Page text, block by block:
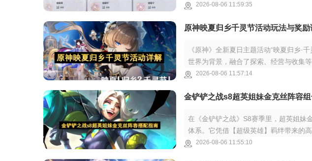
精天赋以及
2026-08-06 11:59:35
原神映夏归乡千灵节活动玩法与奖励
《原神》全新夏日主题活动“映夏归乡·
世界为背景，融合了探索、经营与收集
珍稀藏品，持
2026-08-06 11:57:14
金铲铲之战s8超英姐妹金克丝阵容
在《金铲铲之战》S8赛季里，超英姐妹
体系。它凭借【超级英雄】羁绊带来的
出，再配上蔚、石
2026-08-06 11:55:10